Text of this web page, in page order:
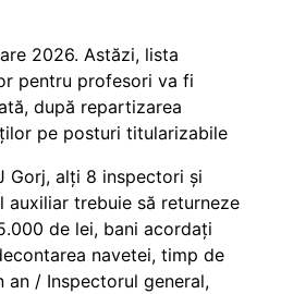
2026. Astăzi, lista
pentru profesori va fi
după repartizarea
pe posturi titularizabile
Gorj, alți 8 inspectori și
auxiliar trebuie să returneze
de lei, bani acordați
navetei, timp de
an / Inspectorul general,